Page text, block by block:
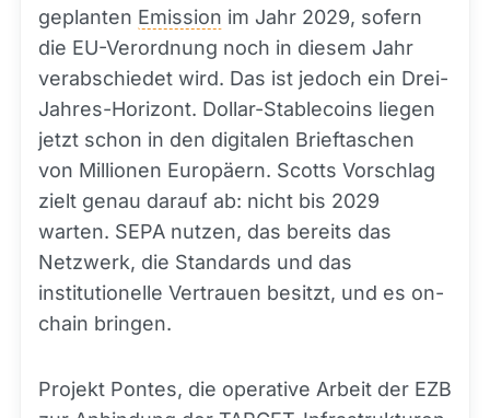
geplanten Emission im Jahr 2029, sofern
die EU-Verordnung noch in diesem Jahr
verabschiedet wird. Das ist jedoch ein Drei-
Jahres-Horizont. Dollar-Stablecoins liegen
jetzt schon in den digitalen Brieftaschen
von Millionen Europäern. Scotts Vorschlag
zielt genau darauf ab: nicht bis 2029
warten. SEPA nutzen, das bereits das
Netzwerk, die Standards und das
institutionelle Vertrauen besitzt, und es on-
chain bringen.
Projekt Pontes, die operative Arbeit der EZB